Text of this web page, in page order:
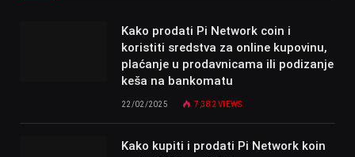
Kako prodati Pi Network coin i
koristiti sredstva za online kupovinu,
plaćanje u prodavnicama ili podizanje
keša na bankomatu
22/02/2025 7,382VIEWS
Kako kupiti i prodati Pi Network koin